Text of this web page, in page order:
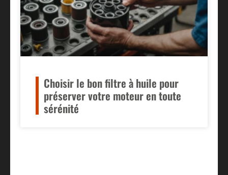
Choisir le bon filtre à huile pour
préserver votre moteur en toute
sérénité